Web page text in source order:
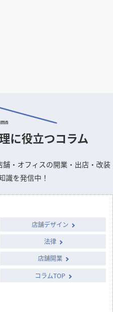
に役立つコラム
・オフィスの開業・出店・改装
識を発信中！
店舗デザイン
法律
店舗開業
コラムTOP